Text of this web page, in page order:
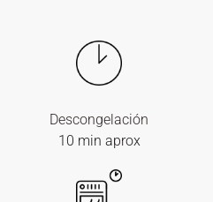
Descongelación
10 min aprox